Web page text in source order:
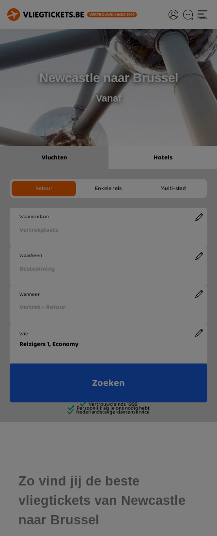
Newcastle naar Brussel
Vanaf
Zo vind jij de beste
vliegtickets van Newcastle
naar Brussel